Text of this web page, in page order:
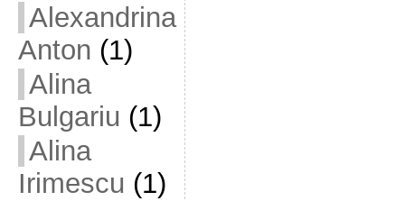
Alexandrina
Anton (1)
Alina
Bulgariu (1)
Alina
Irimescu (1)